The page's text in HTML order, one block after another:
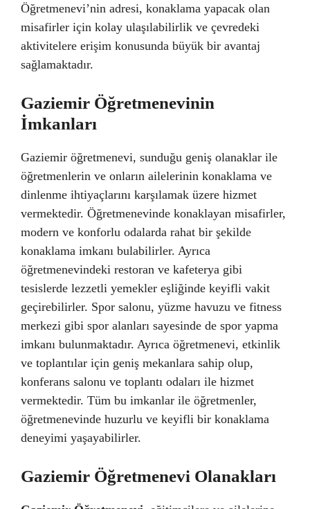
Öğretmenevi’nin adresi, konaklama yapacak olan
misafirler için kolay ulaşılabilirlik ve çevredeki
aktivitelere erişim konusunda büyük bir avantaj
sağlamaktadır.
Gaziemir Öğretmenevinin
İmkanları
Gaziemir öğretmenevi, sunduğu geniş olanaklar ile
öğretmenlerin ve onların ailelerinin konaklama ve
dinlenme ihtiyaçlarını karşılamak üzere hizmet
vermektedir. Öğretmenevinde konaklayan misafirler,
modern ve konforlu odalarda rahat bir şekilde
konaklama imkanı bulabilirler. Ayrıca
öğretmenevindeki restoran ve kafeterya gibi
tesislerde lezzetli yemekler eşliğinde keyifli vakit
geçirebilirler. Spor salonu, yüzme havuzu ve fitness
merkezi gibi spor alanları sayesinde de spor yapma
imkanı bulunmaktadır. Ayrıca öğretmenevi, etkinlik
ve toplantılar için geniş mekanlara sahip olup,
konferans salonu ve toplantı odaları ile hizmet
vermektedir. Tüm bu imkanlar ile öğretmenler,
öğretmenevinde huzurlu ve keyifli bir konaklama
deneyimi yaşayabilirler.
Gaziemir Öğretmenevi Olanakları